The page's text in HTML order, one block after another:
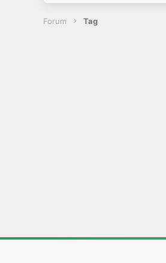
Forum Tag